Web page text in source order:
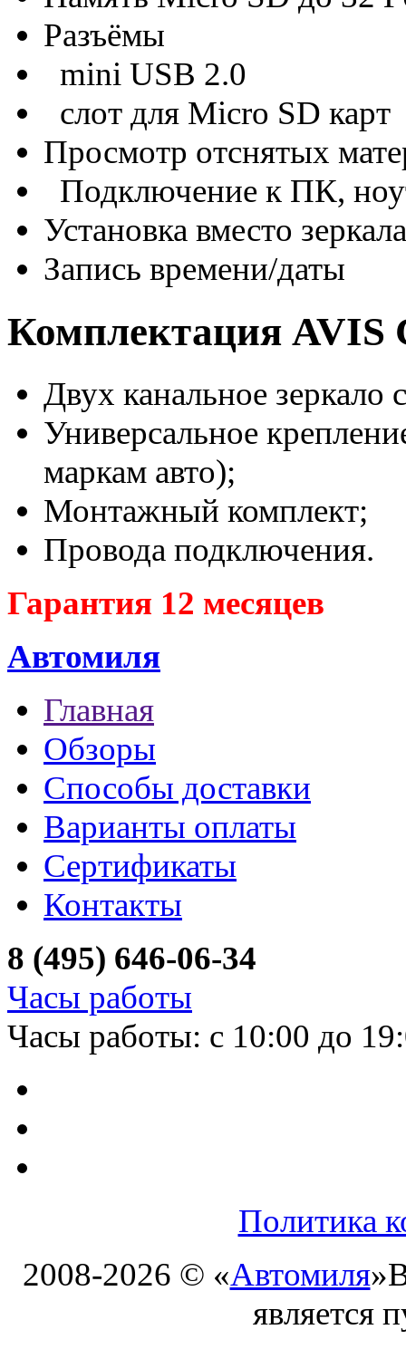
Разъёмы
mini USB 2.0
слот для Micro SD карт
Просмотр отснятых
Подключение к ПК,
Установка вместо
Запись времени/даты
Комплектация AVIS
Двух канальное зеркало
Универсальное
маркам авто);
Монтажный комплект;
Провода подключения.
Гарантия 12 месяцев
Автомиля
Главная
Обзоры
Способы доставки
Варианты оплаты
Сертификаты
Контакты
8 (495) 646-06-34
Часы работы
Часы работы: с 10:00 до
Политика
2008-2026 © «Автомиля»
является